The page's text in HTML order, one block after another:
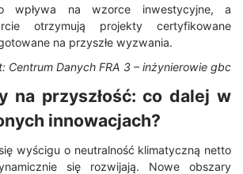
wpływa na wzorce inwestycyjne, a
otrzymują projekty certyfikowane
na przyszłe wyzwania.
Centrum Danych FRA 3 – inżynierowie gbc
na przyszłość: co dalej w
innowacjach?
wyścigu o neutralność klimatyczną netto
się rozwijają. Nowe obszary